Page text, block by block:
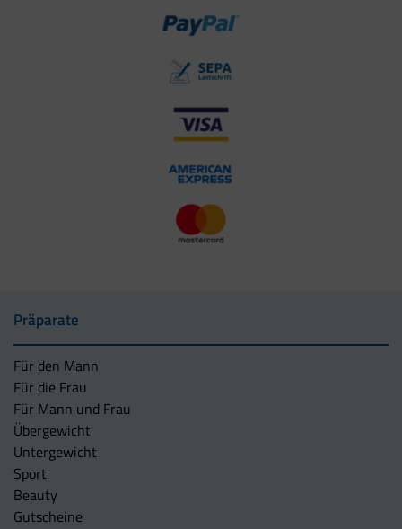
Präparate
Für den Mann
Für die Frau
Für Mann und Frau
Übergewicht
Untergewicht
Sport
Beauty
Gutscheine